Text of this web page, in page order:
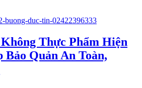
Thực Phẩm Hiện
Quản An Toàn,